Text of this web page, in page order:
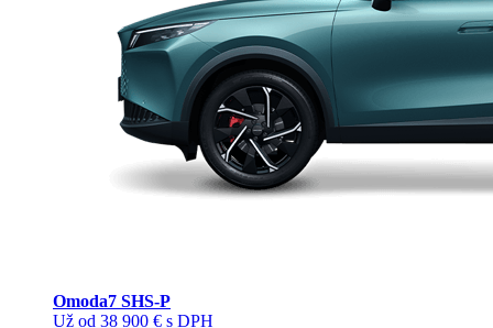
Omoda7 SHS-P
Už od 38 900 € s DPH